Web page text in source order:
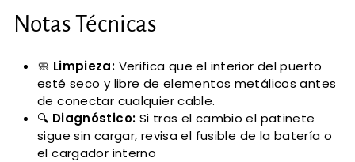
Notas Técnicas
🧼 Limpieza: Verifica que el interior del puerto
esté seco y libre de elementos metálicos antes
de conectar cualquier cable.
🔍 Diagnóstico: Si tras el cambio el patinete
sigue sin cargar, revisa el fusible de la batería o
el cargador interno